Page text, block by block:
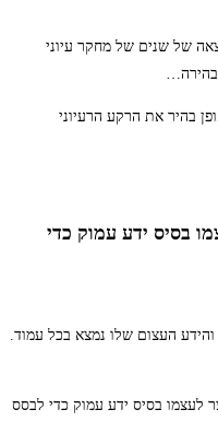
של שנים של מחקר עיוני
…
בהיר את הרקע הרעיוני
בסיס ידע עמוק כדי
העצום שלו נמצא בכל עמוד.
לעצמו בסיס ידע עמוק כדי לבסס